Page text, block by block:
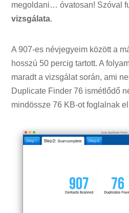
megoldani… óvatosan! Szóval
vizsgálata.
A 907-es névjegyeim között a
hosszú 50 percig tartott. A
maradt a vizsgálat során, ami
Duplicate Finder 76 ismétlődő
mindössze 76 KB-ot foglalnak